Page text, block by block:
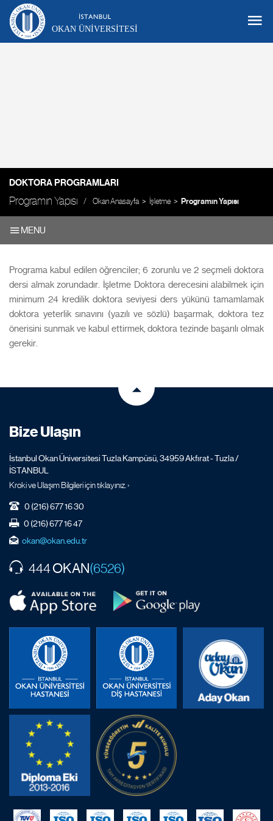
OKAN ÜNIVERSITESI
DOKTORA PROGRAMLARI
Programın Yapısı Okan Anasayfa İşletme Programın Yapısı
MENU
Programa kabul edilen öğrenciler; 6 zorunlu ve 2 seçmeli doktora
dersi almak zorundadır. İşletme Doktora derecesini alabilmek için
minimum 24 kredilik doktora seviyesi ders yükünü tamamlamak
doktora yeterlik sınavını (yazılı ve sözlü) başarmak, doktora tez
önerisini sunmak ve kabul ettirmek, doktora tezinde başarılı olmak
gerekir.
Bize Ulaşın
İstanbul Okan Üniversitesi Tuzla Kampüsü, 34959 Akfırat - Tuzla /
İSTANBUL
Kroki ve Ulaşım Bilgileri için tıklayınız. ›
0 (216) 677 16 30
0 (216) 677 16 47
okan@okan.edu.tr
444OKAN(6526)